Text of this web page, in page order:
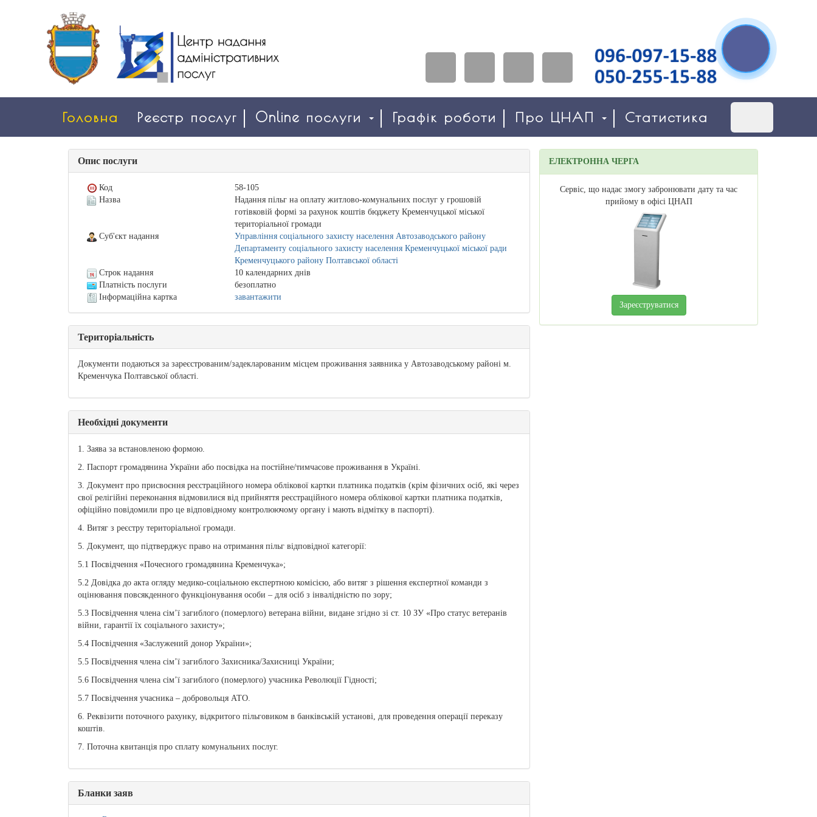
Головна Реєстр послуг Online послуги Графік роботи Про ЦНАП Статистика
Опис послуги
Код
58-105
Назва
Надання пільг на оплату житлово-комунальних послуг у грошовій
готівковій формі за рахунок коштів бюджету Кременчуцької міської
територіальної громади
Суб'єкт надання
Управління соціального захисту населення Автозаводського району
Департаменту соціального захисту населення Кременчуцької міської ради
Кременчуцького району Полтавської області
Строк надання
10 календарних днів
Платність послуги
безоплатно
Інформаційна картка
завантажити
Територіальність
Документи подаються за зареєстрованим/задекларованим місцем проживання заявника у Автозаводському районі м.
Кременчука Полтавської області.
Необхідні документи
1. Заява за встановленою формою.
2. Паспорт громадянина України або посвідка на постійне/тимчасове проживання в Україні.
3. Документ про присвоєння реєстраційного номера облікової картки платника податків (крім фізичних осіб, які через
свої релігійні переконання відмовилися від прийняття реєстраційного номера облікової картки платника податків,
офіційно повідомили про це відповідному контролюючому органу і мають відмітку в паспорті).
4. Витяг з реєстру територіальної громади.
5. Документ, що підтверджує право на отримання пільг відповідної категорії:
5.1 Посвідчення «Почесного громадянина Кременчука»;
5.2 Довідка до акта огляду медико-соціальною експертною комісією, або витяг з рішення експертної команди з
оцінювання повсякденного функціонування особи – для осіб з інвалідністю по зору;
5.3 Посвідчення члена сім’ї загиблого (померлого) ветерана війни, видане згідно зі ст. 10 ЗУ «Про статус ветеранів
війни, гарантії їх соціального захисту»;
5.4 Посвідчення «Заслужений донор України»;
5.5 Посвідчення члена сім’ї загиблого Захисника/Захисниці України;
5.6 Посвідчення члена сім’ї загиблого (померлого) учасника Революції Гідності;
5.7 Посвідчення учасника – добровольця АТО.
6. Реквізити поточного рахунку, відкритого пільговиком в банківській установі, для проведення операції переказу
коштів.
7. Поточна квитанція про сплату комунальних послуг.
Бланки заяв
ЕЛЕКТРОННА ЧЕРГА
Сервіс, що надає змогу забронювати дату та час
прийому в офісі ЦНАП
Зареєструватися